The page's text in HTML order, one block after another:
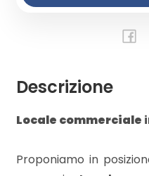
Descrizione
Locale commerciale
Proponiamo in